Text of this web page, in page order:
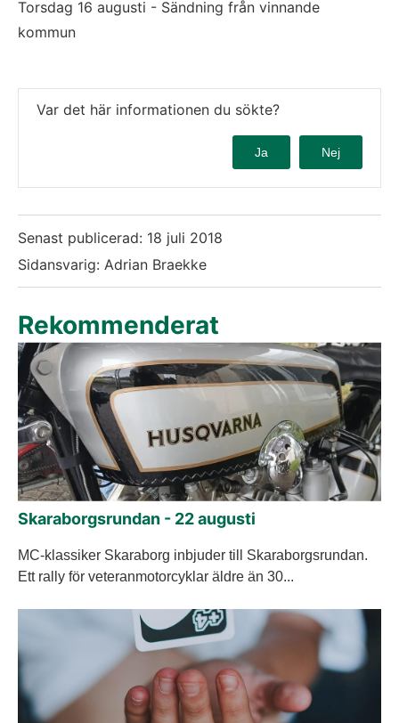
Torsdag 16 augusti - Sändning från vinnande
kommun
Var det här informationen du sökte?
Ja Nej
Senast publicerad: 18 juli 2018
Sidansvarig: Adrian Braekke
Rekommenderat
Skaraborgsrundan - 22 augusti
MC-klassiker Skaraborg inbjuder till Skaraborgsrundan.
Ett rally för veteranmotorcyklar äldre än 30...